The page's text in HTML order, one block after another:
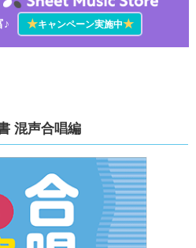
♪
★キャンペーン実施中★
混声合唱編